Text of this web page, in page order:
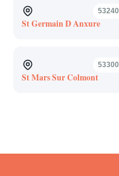
53240
St Germain D Anxure
53300
St Mars Sur Colmont